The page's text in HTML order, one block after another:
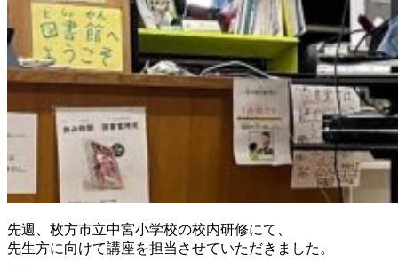
先週、枚方市立中宮小学校の校内研修にて、
先生方に向けて講座を担当させていただきました。